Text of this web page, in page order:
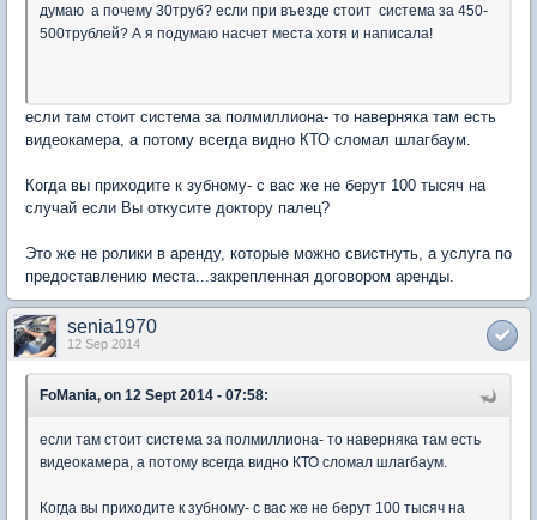
думаю а почему 30труб? если при въезде стоит система за 450-
500трублей? А я подумаю насчет места хотя и написала!
если там стоит система за полмиллиона- то наверняка там есть
видеокамера, а потому всегда видно КТО сломал шлагбаум.
Когда вы приходите к зубному- с вас же не берут 100 тысяч на
случай если Вы откусите доктору палец?
Это же не ролики в аренду, которые можно свистнуть, а услуга по
предоставлению места...закрепленная договором аренды.
senia1970
12 Sep 2014
FoMania, on 12 Sept 2014 - 07:58:
если там стоит система за полмиллиона- то наверняка там есть
видеокамера, а потому всегда видно КТО сломал шлагбаум.
Когда вы приходите к зубному- с вас же не берут 100 тысяч на